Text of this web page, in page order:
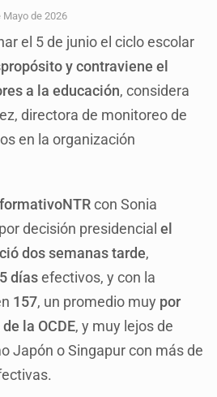
Mayo de 2026
el 5 de junio el ciclo escolar
y contraviene el
a la educación, considera
directora de monitoreo de
en la organización
con Sonia
decisión presidencialel
dos semanas tarde,
díasefectivos, y con la
157, un promedio muy por
la OCDE, y muy lejos de
Japón o Singapur con más de